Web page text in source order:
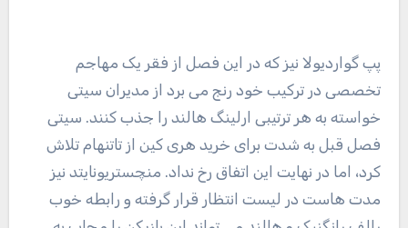
پپ گواردیولا نیز که در این فصل از فقر یک مهاجم
تخصصی در ترکیب خود رنج می برد از مدیران سیتی
خواسته به هر ترتیبی ارلینگ هالند را جذب کنند. سیتی
فصل قبل به شدت برای خرید هری کین از تاتنهام تلاش
کرد، اما در نهایت این اتفاق رخ نداد. منچستریونایتد نیز
مدت هاست در لیست انتظار قرار گرفته و رابطه خوب